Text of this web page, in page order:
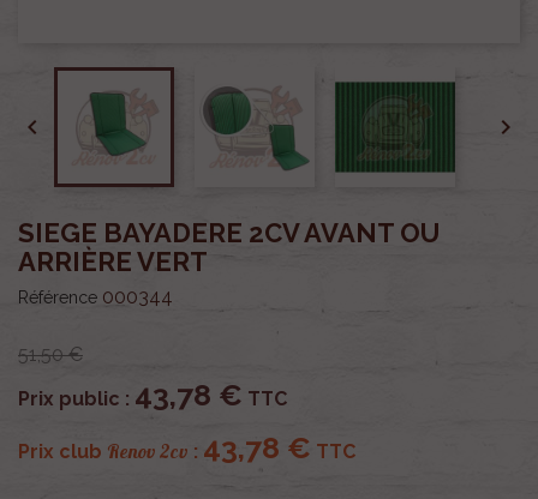
 
SIEGE BAYADERE 2CV AVANT OU
ARRIÈRE VERT
Référence 000344
51,50 €
Prix public : 43,78 € TTC
Prix club Renov 2cv : 43,78 € TTC